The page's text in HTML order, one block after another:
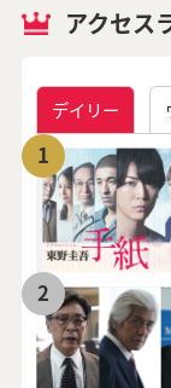
アクセス
デイリー
1
2